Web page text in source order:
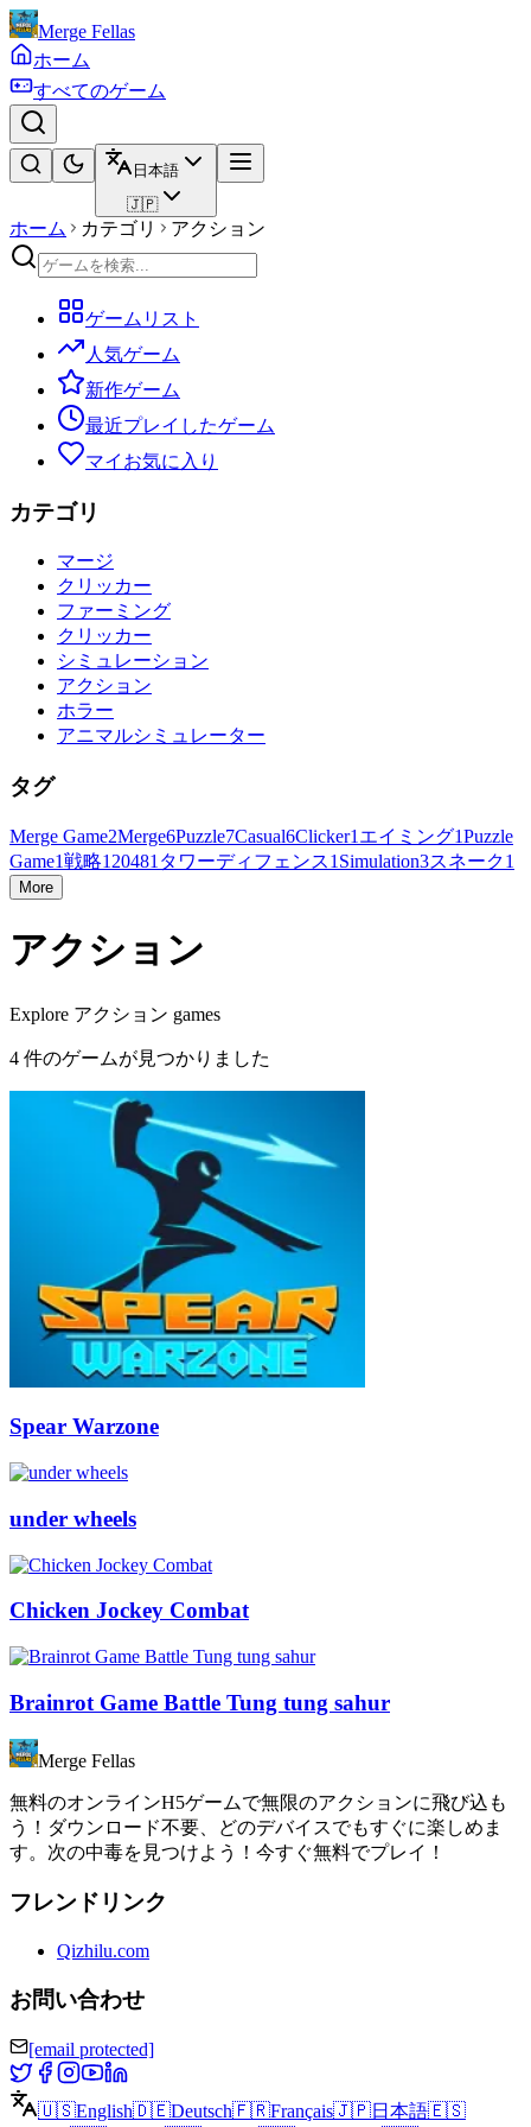
Merge Fellas
ホーム
すべてのゲーム
日本語
🇯🇵
ホーム カテゴリ アクション
ゲームリスト
人気ゲーム
新作ゲーム
最近プレイしたゲーム
マイお気に入り
カテゴリ
マージ
クリッカー
ファーミング
クリッカー
シミュレーション
アクション
ホラー
アニマルシミュレーター
タグ
Merge Game2Merge6Puzzle7Casual6Clicker1 エイミング1Puzzle
Game1戦略1 20481 タワーディフェンス1 Simulation3スネーク1
More
アクション
Explore アクション games
4 件のゲームが見つかりました
Spear Warzone
under wheels
Chicken Jockey Combat
Brainrot Game Battle Tung tung sahur
Merge Fellas
無料のオンラインH5ゲームで無限のアクションに飛び込も
う！ダウンロード不要、どのデバイスでもすぐに楽しめま
す。次の中毒を見つけよう！今すぐ無料でプレイ！
フレンドリンク
Qizhilu.com
お問い合わせ
[email protected]
🇺🇸English🇩🇪Deutsch🇫🇷Français🇯🇵日本語🇪🇸